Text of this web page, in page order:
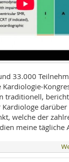
33.000
traditionell,
Kardiologe
welche der
meine tägliche